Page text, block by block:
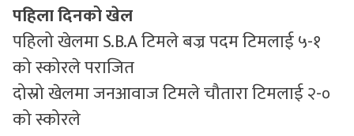
पहिला दिनको खेल
पहिलो खेलमा S.B.A टिमले बज्र पदम टिमलाई ५-१
को स्कोरले पराजित
दोस्रो खेलमा जनआवाज टिमले चौतारा टिमलाई २-०
को स्कोरले